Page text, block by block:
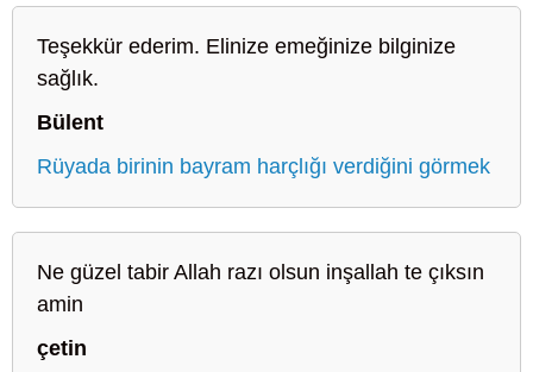
Teşekkür ederim. Elinize emeğinize bilginize
sağlık.
Bülent
Rüyada birinin bayram harçlığı verdiğini görmek
Ne güzel tabir Allah razı olsun inşallah te çıksın
amin
çetin